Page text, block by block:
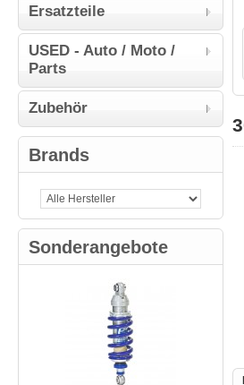
Ersatzteile
USED - Auto / Moto /
Parts
Zubehör
Brands
Sonderangebote